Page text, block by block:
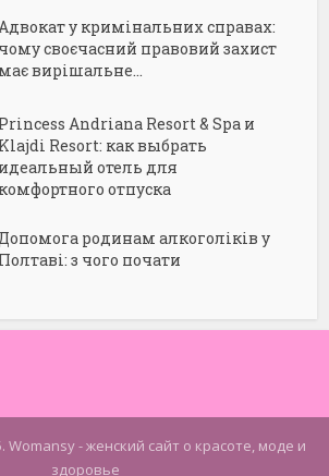
у кримінальних справах:
чому своєчасний правовий захист
має вирішальне...
Princess Andriana Resort & Spa и
Klajdi Resort: как выбрать
идеальный отель для
комфортного отпуска
родинам алкоголіків у
Полтаві: з чого почати
Womansy - женский сайт о красоте, моде и
здоровье